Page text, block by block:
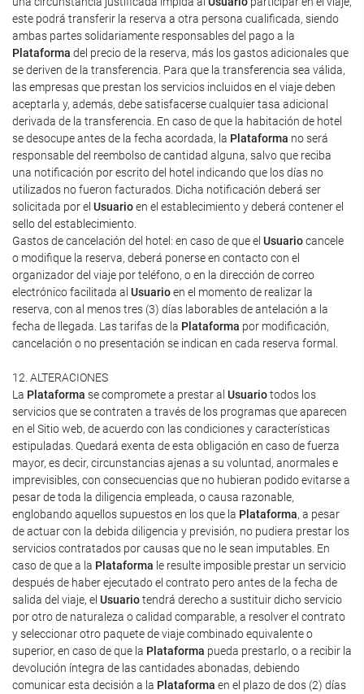
este podrá transferir la reserva a otra persona cualificada, siendo
ambas partes solidariamente responsables del pago a la
Plataforma del precio de la reserva, más los gastos adicionales que
se deriven de la transferencia. Para que la transferencia sea válida,
las empresas que prestan los servicios incluidos en el viaje deben
aceptarla y, además, debe satisfacerse cualquier tasa adicional
derivada de la transferencia. En caso de que la habitación de hotel
se desocupe antes de la fecha acordada, la Plataforma no será
responsable del reembolso de cantidad alguna, salvo que reciba
una notificación por escrito del hotel indicando que los días no
utilizados no fueron facturados. Dicha notificación deberá ser
solicitada por el Usuarioen el establecimiento y deberá contener el
sello del establecimiento.
Gastos de cancelación del hotel: en caso de que el Usuariocancele
o modifique la reserva, deberá ponerse en contacto con el
organizador del viaje por teléfono, o en la dirección de correo
electrónico facilitada al Usuarioen el momento de realizar la
reserva, con al menos tres (3) días laborables de antelación a la
fecha de llegada. Las tarifas de la Plataforma por modificación,
cancelación o no presentación se indican en cada reserva formal.
12. ALTERACIONES
La Plataforma se compromete a prestar al Usuariotodos los
servicios que se contraten a través de los programas que aparecen
en el Sitio web, de acuerdo con las condiciones y características
estipuladas. Quedará exenta de esta obligación en caso de fuerza
mayor, es decir, circunstancias ajenas a su voluntad, anormales e
imprevisibles, con consecuencias que no hubieran podido evitarse a
pesar de toda la diligencia empleada, o causa razonable,
englobando aquellos supuestos en los que la Plataforma, a pesar
de actuar con la debida diligencia y previsión, no pudiera prestar los
servicios contratados por causas que no le sean imputables. En
caso de que a la Plataforma le resulte imposible prestar un servicio
después de haber ejecutado el contrato pero antes de la fecha de
salida del viaje, el Usuariotendrá derecho a sustituir dicho servicio
por otro de naturaleza o calidad comparable, a resolver el contrato
y seleccionar otro paquete de viaje combinado equivalente o
superior, en caso de que la Plataforma pueda prestarlo, o a recibir la
devolución íntegra de las cantidades abonadas, debiendo
comunicar esta decisión a la Plataforma en el plazo de dos (2) días